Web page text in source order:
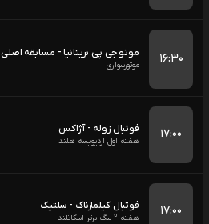
۱۶:۳۰ موتو جی پی بریتانیا - مسابقه اصلی
موتورسواری
۱۷:۰۰ فوتبال زوله - آژاکس
هفته اول اردیویسه هلند
۱۷:۰۰ فوتبال کیلمارناک - سلتیک
هفته 2 لیگ برتر اسکاتلند